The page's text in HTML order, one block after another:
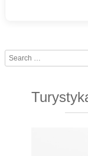
Search